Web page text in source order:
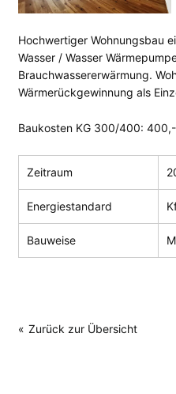
Hochwertiger Wohnungsbau
Wasser / Wasser
Brauchwassererwärmung.
Wärmerückgewinnung als
Baukosten KG 300/400:
Zeitraum
Energiestandard
Bauweise
Zurück zur Übersicht